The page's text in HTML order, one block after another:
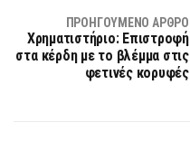
ΠΡΟΗΓΟΎΜΕΝΟ ΆΡΘΡΟ
Χρηματιστήριο: Επιστροφή
στα κέρδη με το βλέμμα στις
φετινές κορυφές